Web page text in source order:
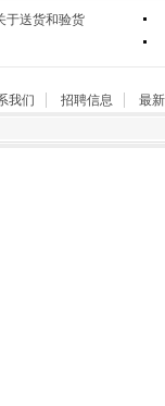
于送货和验货
我们 招聘信息
最